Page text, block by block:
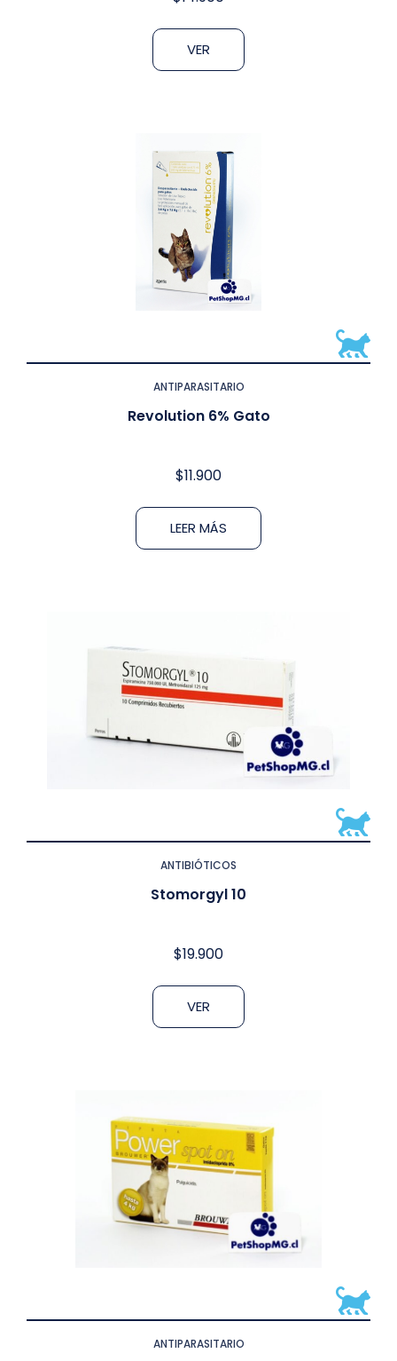
VER
ANTIPARASITARIO
Revolution 6% Gato
$11.900
LEER MÁS
ANTIBIÓTICOS
Stomorgyl 10
$19.900
VER
ANTIPARASITARIO